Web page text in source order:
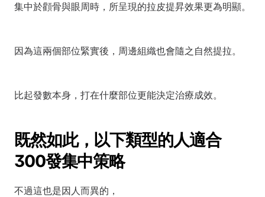
集中於顴骨與眼周時，所呈現的拉皮提昇效果更為明顯。
因為這兩個部位緊實後，周邊組織也會隨之自然提拉。
比起發數本身，打在什麼部位更能決定治療成效。
既然如此，以下類型的人適合
300發集中策略
不過這也是因人而異的，